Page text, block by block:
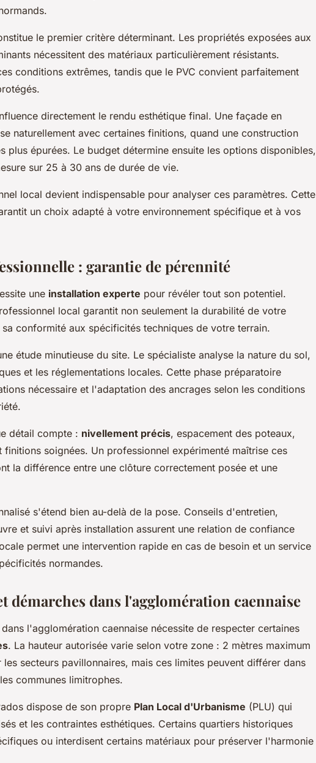
le premier critère déterminant. Les propriétés exposées aux
nécessitent des matériaux particulièrement résistants.
conditions extrêmes, tandis que le PVC convient parfaitement
directement le rendu esthétique final. Une façade en
naturellement avec certaines finitions, quand une construction
plus épurées. Le budget détermine ensuite les options disponibles,
sur 25 à 30 ans de durée de vie.
local devient indispensable pour analyser ces paramètres. Cette
un choix adapté à votre environnement spécifique et à vos
: garantie de pérennité
une installation experte pour révéler tout son potentiel.
local garantit non seulement la durabilité de votre
sa conformité aux spécificités techniques de votre terrain.
étude minutieuse du site. Le spécialiste analyse la nature du sol,
et les réglementations locales. Cette phase préparatoire
nécessaire et l'adaptation des ancrages selon les conditions
détail compte : nivellement précis, espacement des poteaux,
finitions soignées. Un professionnel expérimenté maîtrise ces
la différence entre une clôture correctement posée et une
s'étend bien au-delà de la pose. Conseils d'entretien,
et suivi après installation assurent une relation de confiance
permet une intervention rapide en cas de besoin et un service
normandes.
démarches dans l'agglomération caennaise
l'agglomération caennaise nécessite de respecter certaines
. La hauteur autorisée varie selon votre zone : 2 mètres maximum
secteurs pavillonnaires, mais ces limites peuvent différer dans
communes limitrophes.
dispose de son propre Plan Local d'Urbanisme (PLU) qui
et les contraintes esthétiques. Certains quartiers historiques
ou interdisent certains matériaux pour préserver l'harmonie